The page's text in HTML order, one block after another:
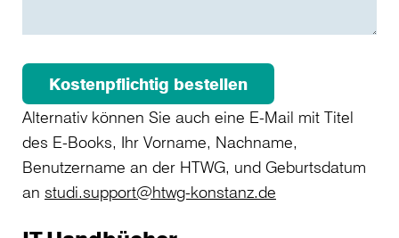
Kostenpflichtig bestellen
Alternativ können Sie auch eine E-Mail mit Titel
des E-Books, Ihr Vorname, Nachname,
Benutzername an der HTWG, und Geburtsdatum
an studi.support@htwg-konstanz.de